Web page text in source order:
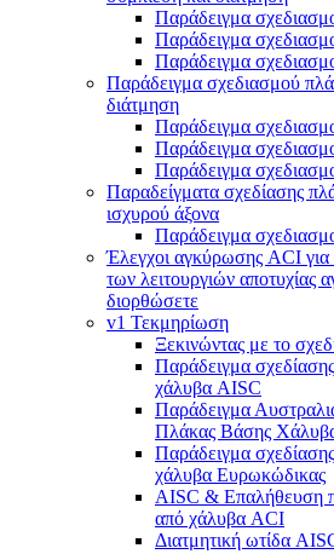
Παράδειγμα
Παράδειγμα
Παράδειγμα
Παράδειγμα σχεδιασμού
διάτμηση
Παράδειγμα
Παράδειγμα
Παράδειγμα
Παραδείγματα σχεδίασης
ισχυρού άξονα
Παράδειγμα
Έλεγχοι αγκύρωσης ACI
των λειτουργιών αποτυχίας
διορθώσετε
v1 Τεκμηρίωση
Ξεκινώντας με το
Παράδειγμα
χάλυβα AISC
Παράδειγμα
Πλάκας Βάσης
Παράδειγμα
χάλυβα Ευρωκώδικας
AISC & Επαλήθευση
από χάλυβα ACI
Διατμητική ωτίδα